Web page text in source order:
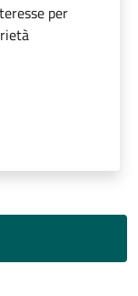
per